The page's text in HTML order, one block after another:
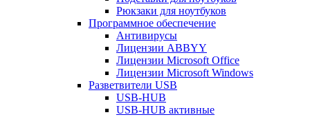
Рюкзаки для ноутбуков
Программное обеспечение
Антивирусы
Лицензии ABBYY
Лицензии Microsoft Office
Лицензии Microsoft Windows
Разветвители USB
USB-HUB
USB-HUB активные